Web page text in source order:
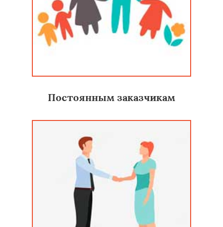
Постоянным заказчикам